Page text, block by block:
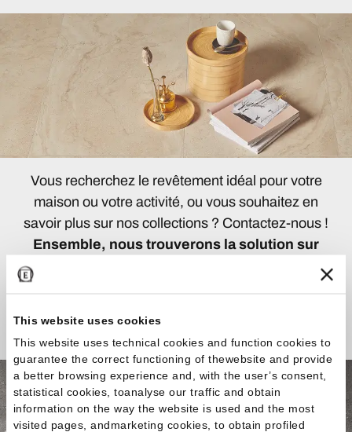
This website uses cookies
This website uses technical cookies and function cookies to
guarantee the correct functioning of thewebsite and provide
a better browsing experience and, with the user’s consent,
statistical cookies, toanalyse our traffic and obtain
information on the way the website is used and the most
visited pages, andmarketing cookies, to obtain profiled
Vous recherchez le revêtement idéal pour votre
maison ou votre activité, ou vous souhaitez en
savoir plus sur nos collections ? Contactez-nous !
Ensemble, nous trouverons la solution sur
Nous contacter